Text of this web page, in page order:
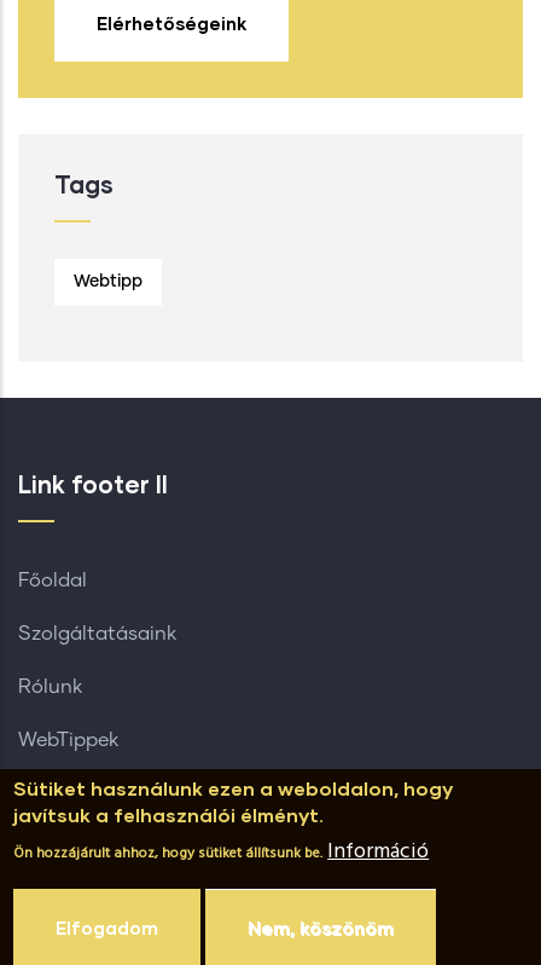
Elérhetőségeink
Tags
Webtipp
Link footer II
Főoldal
Szolgáltatásaink
Rólunk
WebTippek
Referenciák
Ügyfeleinknek
Sütiket használunk ezen a weboldalon, hogy
javítsuk a felhasználói élményt.
Ön hozzájárult ahhoz, hogy sütiket állítsunk be. Információ
Elfogadom Nem, köszönöm